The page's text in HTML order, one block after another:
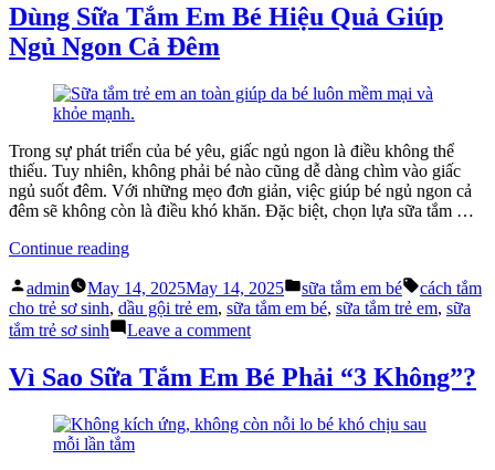
Dùng Sữa Tắm Em Bé Hiệu Quả Giúp
Ngủ Ngon Cả Đêm
Trong sự phát triển của bé yêu, giấc ngủ ngon là điều không thể
thiếu. Tuy nhiên, không phải bé nào cũng dễ dàng chìm vào giấc
ngủ suốt đêm. Với những mẹo đơn giản, việc giúp bé ngủ ngon cả
đêm sẽ không còn là điều khó khăn. Đặc biệt, chọn lựa sữa tắm …
Continue reading“Dùng
Tắm
Em
Bé
Quả
Giúp
Ngon
Cả
Posted
by
admin May 14, 2025May 14, 2025
Posted
in
sữa tắm em bé Tags:
cách tắm
cho trẻ sơ sinh, dầu gội trẻ em, sữa tắm em bé, sữa tắm trẻ em, sữa
tắm trẻ sơ sinh
Leave a commenton
Sữa
Tắm
Bé
Vì Sao Sữa Tắm Em Bé Phải “3 Không”?